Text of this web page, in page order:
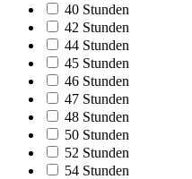
40 Stunden
42 Stunden
44 Stunden
45 Stunden
46 Stunden
47 Stunden
48 Stunden
50 Stunden
52 Stunden
54 Stunden